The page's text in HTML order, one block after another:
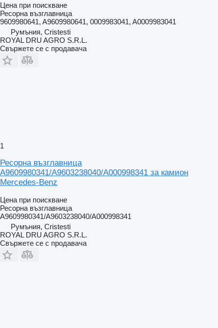
Цена при поискване
Ресорна възглавница
9609980641, A9609980641, 0009983041, A0009983041
Румъния, Cristesti
ROYAL DRU AGRO S.R.L.
Свържете се с продавача
1
Ресорна възглавница
A9609980341/A9603238040/A000998341 за камион
Mercedes-Benz
Цена при поискване
Ресорна възглавница
A9609980341/A9603238040/A000998341
Румъния, Cristesti
ROYAL DRU AGRO S.R.L.
Свържете се с продавача